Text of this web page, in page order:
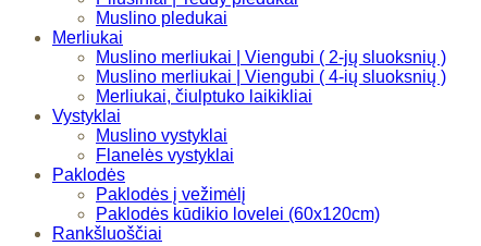
Muslino pledukai
Merliukai
Muslino merliukai | Viengubi ( 2-jų sluoksnių )
Muslino merliukai | Viengubi ( 4-ių sluoksnių )
Merliukai, čiulptuko laikikliai
Vystyklai
Muslino vystyklai
Flanelės vystyklai
Paklodės
Paklodės į vežimėlį
Paklodės kūdikio lovelei (60x120cm)
Rankšluoščiai